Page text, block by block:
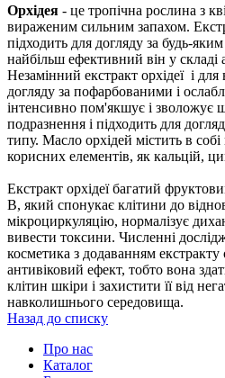
Орхідея - це тропічна рослина з
вираженим сильним запахом.
підходить для догляду за будь-
найбільш ефективний він у складі
Незамінний екстракт орхідеї і
догляду за пофарбованими і
інтенсивно пом'якшує і зволожує
подразнення і підходить для
типу. Масло орхідей містить в собі
корисних елементів, як кальцій,
Екстракт орхідеї багатий
В, який спонукає клітини до
мікроциркуляцію, нормалізує
вивести токсини. Численні
косметика з додаванням
антивіковий ефект, тобто вона
клітин шкіри і захистити її від
навколишнього середовища.
Назад до списку
Про нас
Каталог